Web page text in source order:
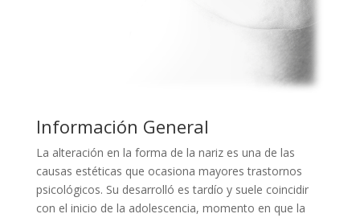
Información General
La alteración en la forma de la nariz es una de las
causas estéticas que ocasiona mayores trastornos
psicológicos. Su desarrolló es tardío y suele coincidir
con el inicio de la adolescencia, momento en que la